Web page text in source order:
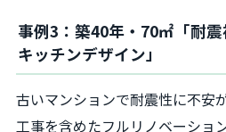
事例3：築40年・70㎡「耐
キッチンデザイン」
古いマンションで耐震性に不安
工事を含めたフルリノベーション